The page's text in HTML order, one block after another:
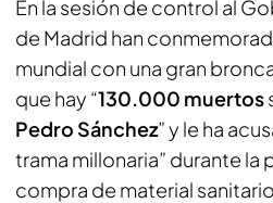
En la sesión de control al
de Madrid han
mundial con una gran
que hay “130.000 muertos
Pedro Sánchez” y le ha
trama millonaria” durante la
compra de material